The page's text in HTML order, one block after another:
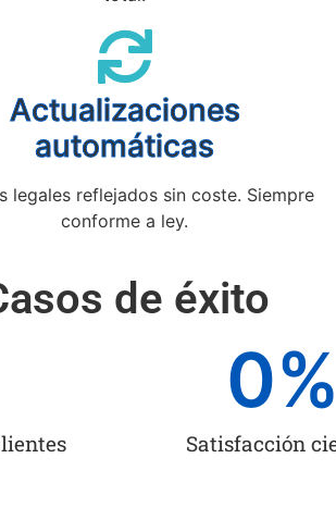
Actualizaciones
automáticas
legales reflejados sin coste. Siempre
conforme a ley.
de éxito
Satisfacción
0%